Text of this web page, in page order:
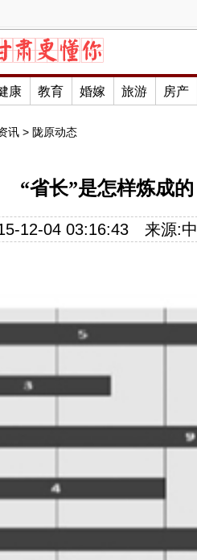
康 教育 婚嫁 旅游 房产
讯 > 陇原动态
“省长”是怎样炼成
12-04 03:16:43 来源: